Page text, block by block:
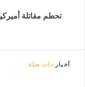
أخبار ذات صلة